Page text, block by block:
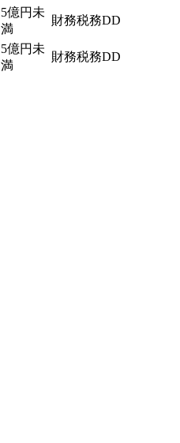
5億円未
満
財務税務DD
5億円未
満
財務税務DD